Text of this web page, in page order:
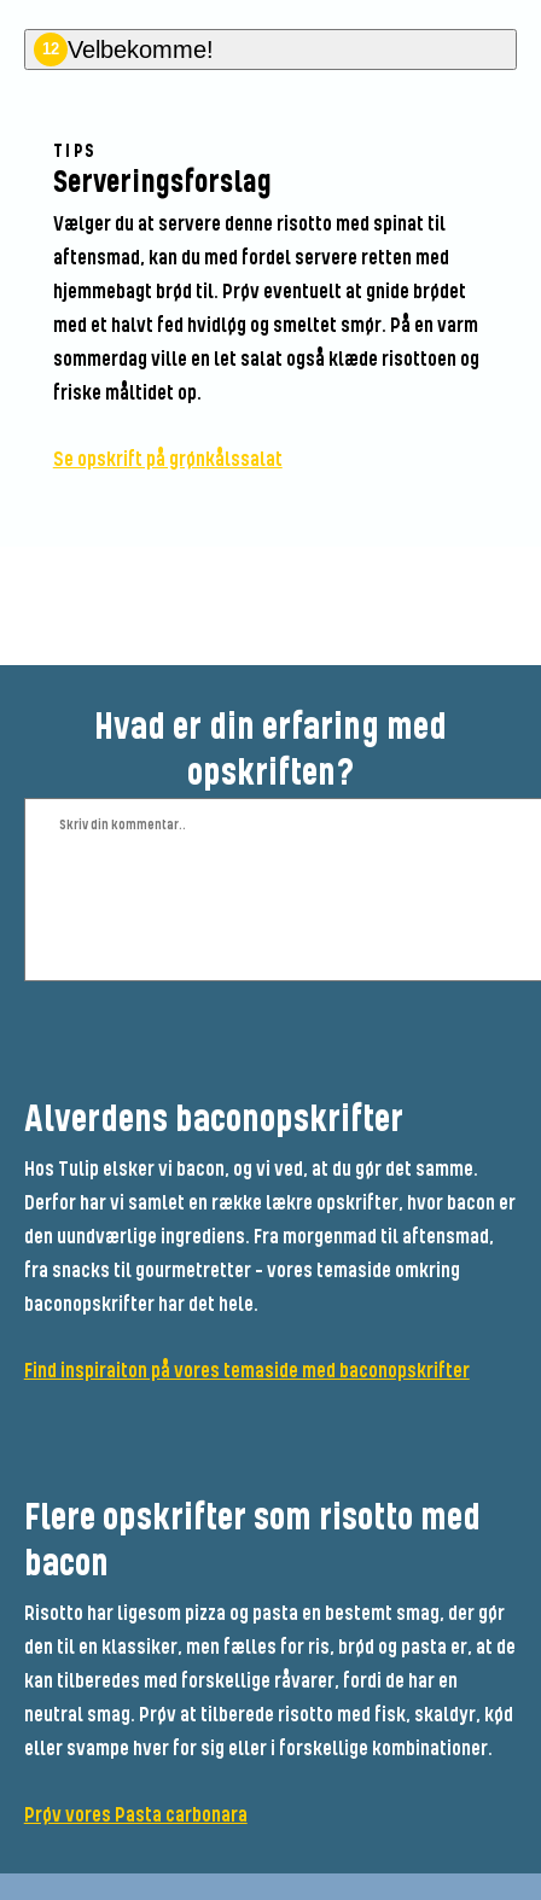
12 Velbekomme!
TIPS
Serveringsforslag
Vælger du at servere denne risotto med spinat til
aftensmad, kan du med fordel servere retten med
hjemmebagt brød til. Prøv eventuelt at gnide brødet
med et halvt fed hvidløg og smeltet smør. På en varm
sommerdag ville en let salat også klæde risottoen og
friske måltidet op.
Se opskrift på grønkålssalat
Hvad er din erfaring med
opskriften?
Alverdens baconopskrifter
Hos Tulip elsker vi bacon, og vi ved, at du gør det samme.
Derfor har vi samlet en række lækre opskrifter, hvor bacon er
den uundværlige ingrediens. Fra morgenmad til aftensmad,
fra snacks til gourmetretter – vores temaside omkring
baconopskrifter har det hele.
Find inspiraiton på vores temaside med baconopskrifter
Flere opskrifter som risotto med
bacon
Risotto har ligesom pizza og pasta en bestemt smag, der gør
den til en klassiker, men fælles for ris, brød og pasta er, at de
kan tilberedes med forskellige råvarer, fordi de har en
neutral smag. Prøv at tilberede risotto med fisk, skaldyr, kød
eller svampe hver for sig eller i forskellige kombinationer.
Prøv vores Pasta carbonara